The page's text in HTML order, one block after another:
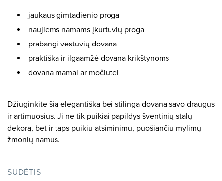
jaukaus gimtadienio proga
naujiems namams įkurtuvių proga
prabangi vestuvių dovana
praktiška ir ilgaamžė dovana krikštynoms
dovana mamai ar močiutei
Džiuginkite šia elegantiška bei stilinga dovana savo draugus
ir artimuosius. Ji ne tik puikiai papildys šventinių stalų
dekorą, bet ir taps puikiu atsiminimu, puošiančiu mylimų
žmonių namus.
SUDĖTIS